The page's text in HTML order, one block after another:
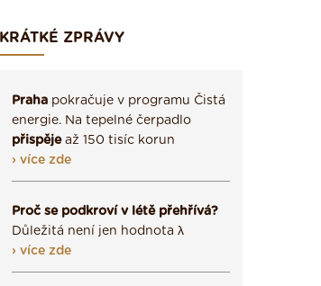
KRÁTKÉ ZPRÁVY
Praha pokračuje v programu Čistá
energie. Na tepelné čerpadlo
přispějeaž 150 tisíc korun
› více zde
Proč se podkroví v létě přehřívá?
Důležitá není jen hodnota λ
› více zde